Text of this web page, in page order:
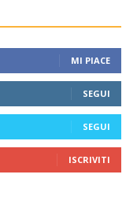
MI PIACE
SEGUI
SEGUI
ISCRIVITI